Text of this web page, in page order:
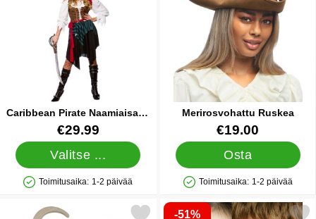
Caribbean Pirate Naamiaisasu
Small
Tuote.nro 17156
€29.99
Valitse ...
Saatavuus: Varastossa
Toimitusaika: 1-2 päivää
Merirosvohattu Ruskea
Tuote.nro 38324
€19.00
Osta
Saatavuus: Varastossa
Toimitusaika: 1-2 päivää
Merkitse merirosvon Tarvikkeet Lasten suosikiksi
-51%
Merkitse smiffys Valkoiset